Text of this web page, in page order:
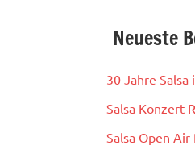
Neueste
30 Jahre
Salsa Konzert
Salsa Open